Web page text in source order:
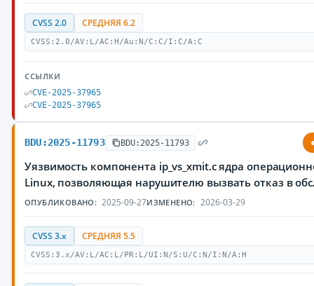
CVSS 2.0 СРЕДНЯЯ 6.2
CVSS:2.0/AV:L/AC:H/Au:N/C:C/I:C/A:C
ССЫЛКИ
CVE-2025-37965
CVE-2025-37965
BDU:2025-11793 BDU:2025-11793
Уязвимость компонента ip_vs_xmit.c ядра
Linux, позволяющая нарушителю вызвать отказ в
ОПУБЛИКОВАНО: 2025-09-27ИЗМЕНЕНО: 2026-03-29
CVSS 3.x СРЕДНЯЯ 5.5
CVSS:3.x/AV:L/AC:L/PR:L/UI:N/S:U/C:N/I:N/A:H